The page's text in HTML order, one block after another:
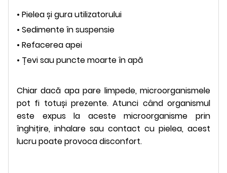
• Pielea și gura utilizatorului
• Sedimente în suspensie
• Refacerea apei
• Țevi sau puncte moarte în apă
Chiar dacă apa pare limpede, microorganismele
pot fi totuși prezente. Atunci când organismul
este expus la aceste microorganisme prin
înghițire, inhalare sau contact cu pielea, acest
lucru poate provoca disconfort.